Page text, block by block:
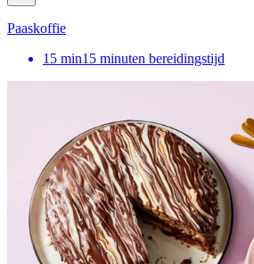
Paaskoffie
15 min15 minuten bereidingstijd